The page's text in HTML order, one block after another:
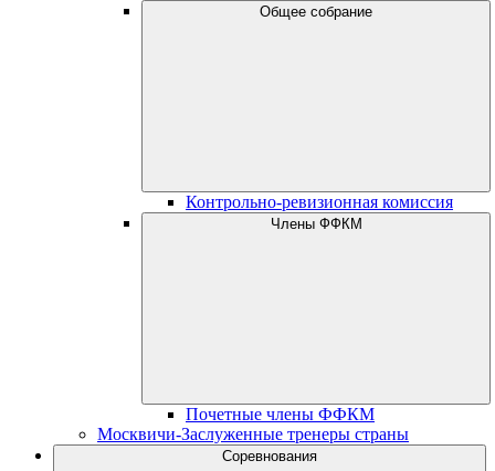
Общее собрание
Контрольно-ревизионная комиссия
Члены ФФКМ
Почетные члены ФФКМ
Москвичи-Заслуженные тренеры страны
Соревнования